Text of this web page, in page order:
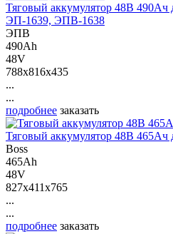
Тяговый аккумулятор 48В 490Ач
ЭП-1639, ЭПВ-1638
ЭПВ
490Ah
48V
788x816x435
...
...
подробнее заказать
Тяговый аккумулятор 48В 465Ач
Boss
465Ah
48V
827x411x765
...
...
подробнее заказать